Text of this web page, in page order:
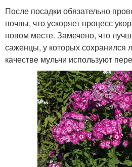
После посадки обязательно
почвы, что ускоряет процесс
новом месте. Замечено, что
саженцы, у которых сохранился
качестве мульчи используют